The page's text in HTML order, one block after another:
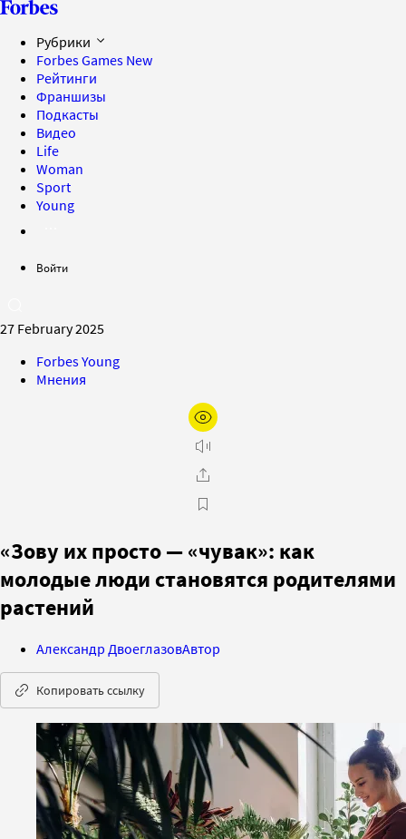
Рубрики
Forbes Games New
Рейтинги
Франшизы
Подкасты
Видео
Life
Woman
Sport
Young
Войти
27 February 2025
Forbes Young
Мнения
«Зову их просто — «чувак»: как
молодые люди становятся родителями
растений
Александр ДвоеглазовАвтор
Копировать ссылку